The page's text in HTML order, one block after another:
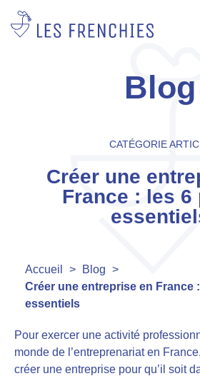
Blog
CATÉGORIE
Créer une
France : les 6
Accueil > Blog >
Créer une entreprise en France
essentiels
Pour exercer une activité
monde de l’entreprenariat en France,
créer une entreprise pour qu’il soit